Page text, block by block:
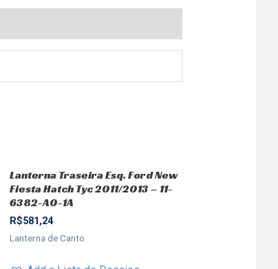
Lanterna Traseira Esq. Ford New
Fiesta Hatch Tyc 2011/2013 – 11-
6382-A0-1A
R$581,24
Lanterna de Canto